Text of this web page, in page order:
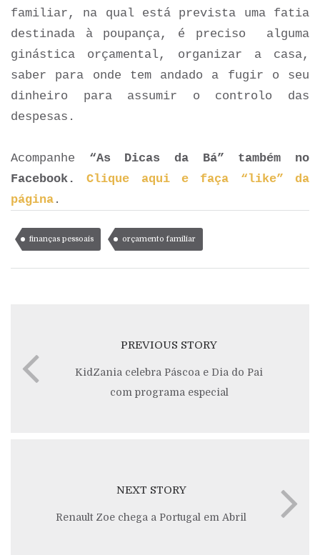
familiar, na qual está prevista uma fatia
destinada à poupança, é preciso alguma
ginástica orçamental, organizar a casa,
saber para onde tem andado a fugir o seu
dinheiro para assumir o controlo das
despesas.
Acompanhe “As Dicas da Bá” também no
Facebook.Clique aqui e faça “like” da
página .
finanças pessoais orçamento familiar
PREVIOUS STORY
KidZania celebra Páscoa e Dia do Pai
com programa especial
NEXT STORY
Renault Zoe chega a Portugal em Abril